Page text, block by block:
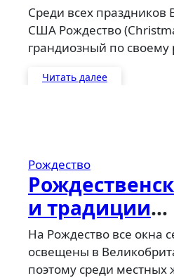
Среди всех праздников Великобритании и
США Рождество
грандиозный по
Читать далее
Рождество
и традиции
На Рождество все окна сельских домов
освещены в
поэтому среди